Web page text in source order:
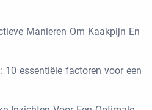
Manieren Om Kaakpijn En
10 essentiële factoren voor een